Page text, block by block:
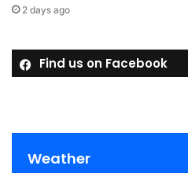
2 days ago
Find us on Facebook
Weather